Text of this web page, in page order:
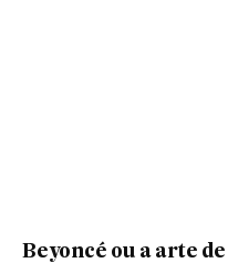
Beyoncé ou a arte